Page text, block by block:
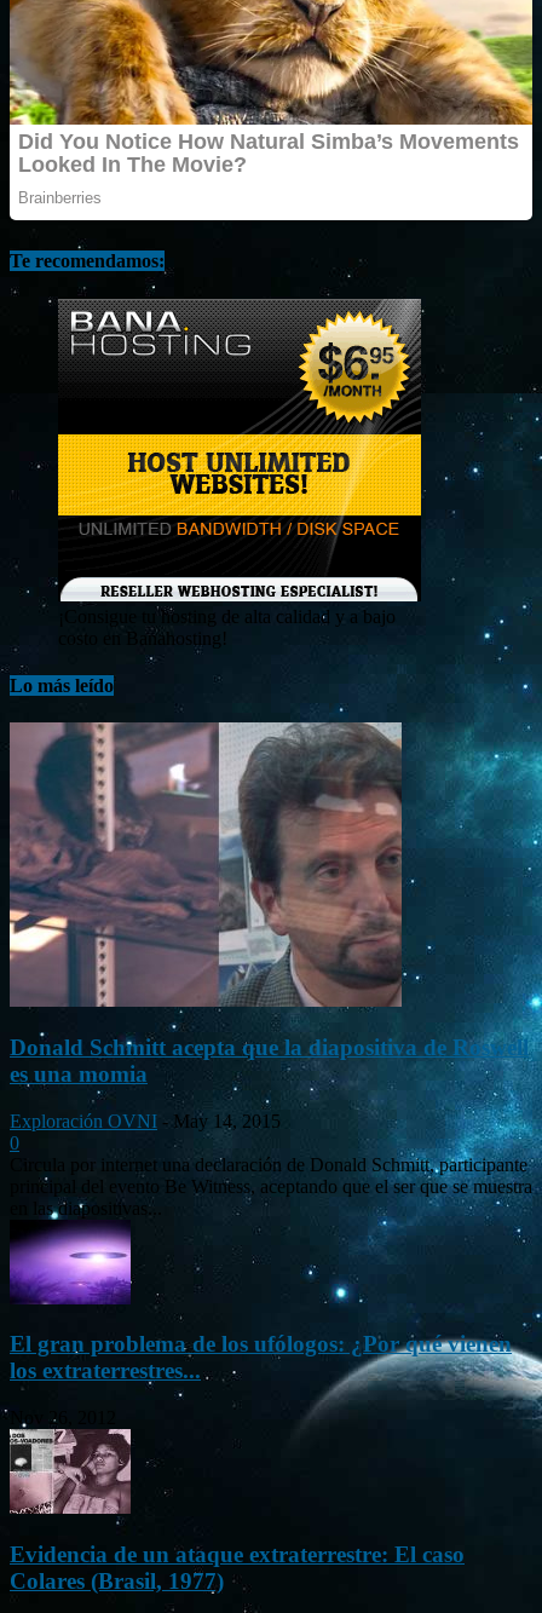
Te recomendamos:
¡Consigue tu hosting de alta calidad y a bajo
costo en Banahosting!
Lo más leído
Donald Schmitt acepta que la diapositiva de Roswell
es una momia
Exploración OVNI - May 14, 2015
0
Circula por internet una declaración de Donald Schmitt, participante
principal del evento Be Witness, aceptando que el ser que se muestra
en las diapositivas...
El gran problema de los ufólogos: ¿Por qué vienen
los extraterrestres...
Nov 26, 2012
Evidencia de un ataque extraterrestre: El caso
Colares (Brasil, 1977)